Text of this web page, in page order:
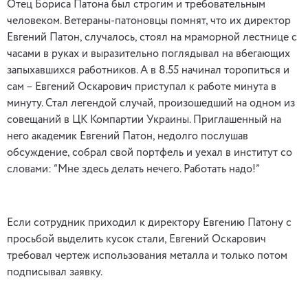
Отец Бориса Патона был строгим и требовательным
человеком. Ветераны-патоновцы помнят, что их директор
Евгений Патон, случалось, стоял на мраморной лестнице с
часами в руках и выразительно поглядывал на вбегающих
запыхавшихся работников. А в 8.55 начинал торопиться и
сам – Евгений Оскарович приступал к работе минута в
минуту. Стал легендой случай, произошедший на одном из
совещаний в ЦК Компартии Украины. Приглашенный на
него академик Евгений Патон, недолго послушав
обсуждение, собрал свой портфель и уехал в институт со
словами: “Мне здесь делать нечего. Работать надо!”
Если сотрудник приходил к директору Евгению Патону с
просьбой выделить кусок стали, Евгений Оскарович
требовал чертеж использования металла и только потом
подписывал заявку.